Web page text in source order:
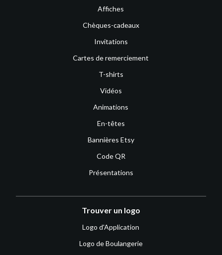
Affiches
Chèques-cadeaux
Invitations
Cartes de remerciement
T-shirts
Vidéos
Animations
En-têtes
Bannières Etsy
Code QR
Présentations
Trouver un logo
Logo d'Application
Logo de Boulangerie